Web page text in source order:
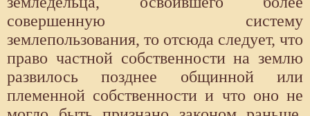
совершенную систему
землепользования, то отсюда следует, что
право частной собственности на землю
развилось позднее общинной или
племенной собственности и что оно не